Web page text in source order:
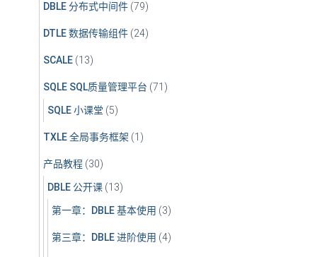
DBLE 分布式中间件 (79)
DTLE 数据传输组件 (24)
SCALE (13)
SQLE SQL质量管理平台 (71)
SQLE 小课堂 (5)
TXLE 全局事务框架 (1)
产品教程 (30)
DBLE 公开课 (13)
第一章：DBLE 基本使用 (3)
第三章：DBLE 进阶使用 (4)